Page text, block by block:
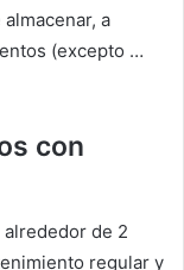
a
(excepto …
con
de 2
regular y